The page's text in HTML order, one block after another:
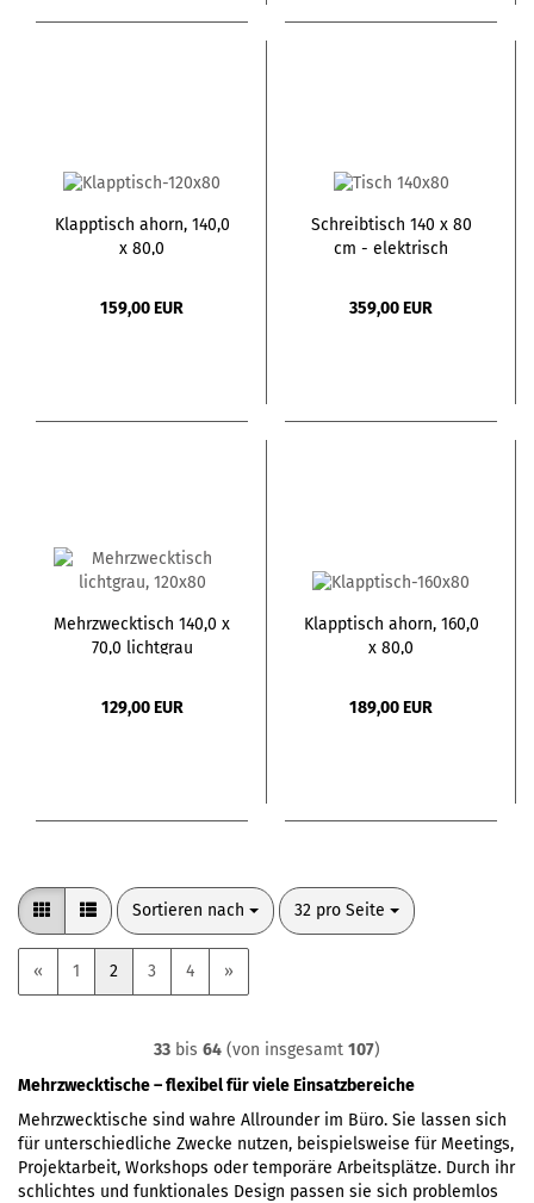
Klapptisch ahorn, 140,0
x 80,0
159,00 EUR
Schreibtisch 140 x 80
cm - elektrisch
359,00 EUR
Mehrzwecktisch 140,0 x
70,0 lichtgrau
129,00 EUR
Klapptisch ahorn, 160,0
x 80,0
189,00 EUR
Sortieren nach
Sortieren nach 32 pro Seite
pro Seite
« 1 2 3 4 »
33 bis 64 (von insgesamt 107)
Mehrzwecktische – flexibel für viele Einsatzbereiche
Mehrzwecktische sind wahre Allrounder im Büro. Sie lassen sich
für unterschiedliche Zwecke nutzen, beispielsweise für Meetings,
Projektarbeit, Workshops oder temporäre Arbeitsplätze. Durch ihr
schlichtes und funktionales Design passen sie sich problemlos